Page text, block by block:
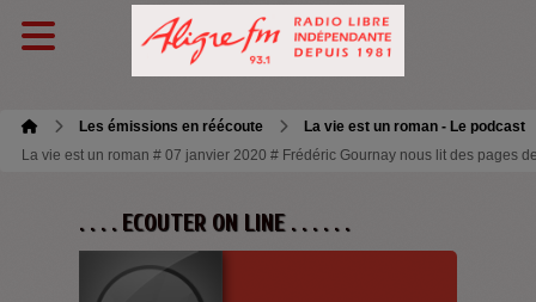
Les émissions en réécoute
La vie est un roman - Le podcast
La vie est un roman # 07 janvier 2020 # Frédéric Gournay nous lit des pages
. . . . ECOUTER ON LINE . . . . . .